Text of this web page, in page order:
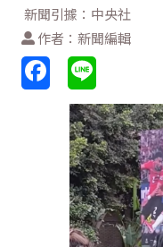
新聞引據：中央社
作者：新聞編輯